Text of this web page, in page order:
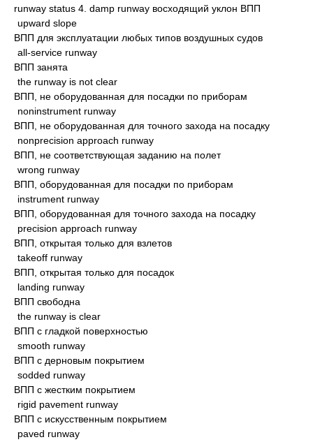
runway status 4. damp runway восходящий уклон ВПП
upward slope
ВПП для эксплуатации любых типов воздушных судов
all-service runway
ВПП занята
the runway is not clear
ВПП, не оборудованная для посадки по приборам
noninstrument runway
ВПП, не оборудованная для точного захода на посадку
nonprecision approach runway
ВПП, не соответствующая заданию на полет
wrong runway
ВПП, оборудованная для посадки по приборам
instrument runway
ВПП, оборудованная для точного захода на посадку
precision approach runway
ВПП, открытая только для взлетов
takeoff runway
ВПП, открытая только для посадок
landing runway
ВПП свободна
the runway is clear
ВПП с гладкой поверхностью
smooth runway
ВПП с дерновым покрытием
sodded runway
ВПП с жестким покрытием
rigid pavement runway
ВПП с искусственным покрытием
paved runway